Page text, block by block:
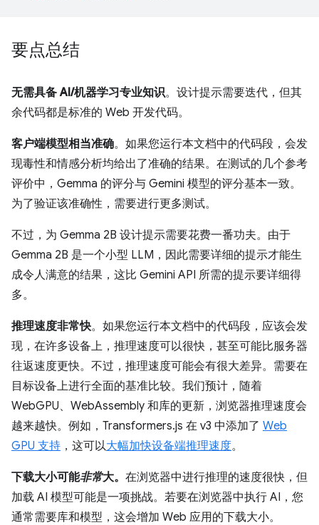
要点总结
无需具备 AI/机器学习专业知识。设计提示需要迭代，但其
余代码都是标准的 Web 开发代码。
客户端模型相当准确。如果您运行本文档中的代码段，会发
现毒性和情感分析均给出了准确的结果。在测试的几个参考
评价中，Gemma 的评分与 Gemini 模型的评分基本一致。
为了验证该准确性，需要进行更多测试。
不过，为 Gemma 2B 设计提示需要花费一番功夫。由于
Gemma 2B 是一个小型 LLM，因此需要详细的提示才能生
成令人满意的结果，这比 Gemini API 所需的提示要详细得
多。
推理速度非常快。如果您运行本文档中的代码段，应该会发
现，在许多设备上，推理速度可以很快，甚至可能比服务器
往返速度更快。不过，推理速度可能会有很大差异。需要在
目标设备上进行全面的基准比较。我们预计，随着
WebGPU、WebAssembly 和库的更新，浏览器推理速度会
越来越快。例如，Transformers.js 在 v3 中添加了 Web
GPU 支持 ，这可以大幅加快设备端推理速度。
下载大小可能非常大。 在浏览器中进行推理的速度很快，但
加载 AI 模型可能是一项挑战。若要在浏览器中执行 AI，您
通常需要库和模型，这会增加 Web 应用的下载大小。